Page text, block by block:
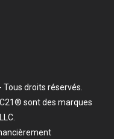
Tous droits réservés.
C21® sont des marques